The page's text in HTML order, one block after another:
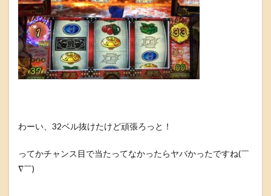
わーい、32ベル抜けたけど頑張ろっと！
ってかチャンス目で当たってなかったらヤバかったですね(￣
∇￣)